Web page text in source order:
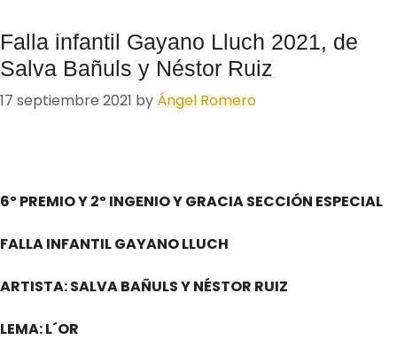
Falla infantil Gayano Lluch 2021, de
Salva Bañuls y Néstor Ruiz
17 septiembre 2021 by Ángel Romero
6º PREMIO Y 2º INGENIO Y GRACIA SECCIÓN ESPECIAL
FALLA INFANTIL GAYANO LLUCH
ARTISTA: SALVA BAÑULS Y NÉSTOR RUIZ
LEMA: L´OR